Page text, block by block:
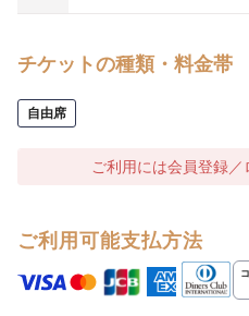
チケットの種類・料金帯
自由席
ご利用には会員登録／
ご利用可能支払方法